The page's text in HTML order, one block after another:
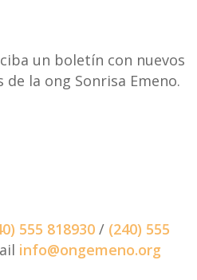
un boletín con nuevos
la ong Sonrisa Emeno.
555 818930 / (240) 555
info@ongemeno.org